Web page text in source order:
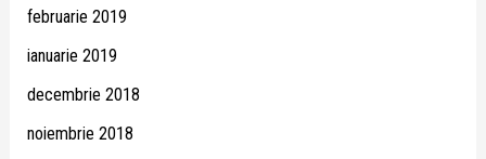
februarie 2019
ianuarie 2019
decembrie 2018
noiembrie 2018